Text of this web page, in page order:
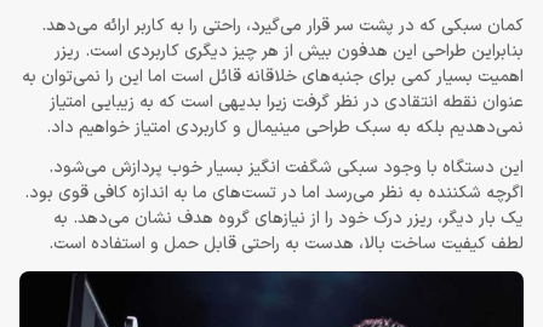
کمان سبکی که در پشت سر قرار می‌گیرد، راحتی را به کاربر ارائه می‌دهد.
بنابراین طراحی این هدفون بیش از هر چیز دیگری کاربردی است. ریزر
اهمیت بسیار کمی برای جنبه‌های خلاقانه قائل است اما این را نمی‌توان به
عنوان نقطه انتقادی در نظر گرفت زیرا بدیهی است که به زیبایی امتیاز
نمی‌دهدیم بلکه به سبک طراحی مینیمال و کاربردی امتیاز خواهیم داد.
این دستگاه با وجود سبکی شگفت انگیز بسیار خوب پردازش می‌شود.
اگرچه شکننده به نظر می‌رسد اما در تست‌های ما به اندازه کافی قوی بود.
یک بار دیگر، ریزر درک خود را از نیازهای گروه هدف نشان می‌دهد. به
لطف کیفیت ساخت بالا، هدست به راحتی قابل حمل و استفاده است.